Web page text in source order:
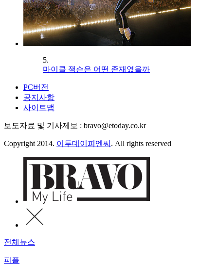
5.
마이클 잭슨은 어떤 존재였을까
PC버전
공지사항
사이트맵
보도자료 및 기사제보 : bravo@etoday.co.kr
Copyright 2014. 이투데이피엔씨 . All rights reserved
전체뉴스
피플